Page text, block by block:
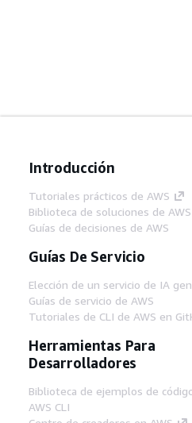
Introducción
Tutoriales prácticos de AWS
Biblioteca de soluciones de AWS
Guías de decisiones de AWS
Guías De Servicio
Elección de un servicio de IA
Guías de servicio de AWS
Tutoriales de CLI de AWS en
Herramientas Para
Desarrolladores
Biblioteca de ejemplos de
AWS CLI